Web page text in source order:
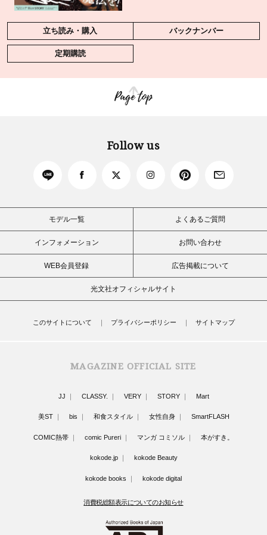
立ち読み・購入 バックナンバー
定期購読
Page top
Follow us
モデル一覧 よくあるご質問
インフォメーション お問い合わせ
WEB会員登録 広告掲載について
光文社オフィシャルサイト
このサイトについて プライバシーポリシー サイトマップ
MAGAZINE OFFICIAL SITE
JJ CLASSY. VERY STORY Mart
美ST bis 和食スタイル 女性自身 SmartFLASH
COMIC熱帯 comic Pureri マンガ コミソル 本がすき。
kokode.jp kokode Beauty
kokode books kokode digital
消費税総額表示についてのお知らせ